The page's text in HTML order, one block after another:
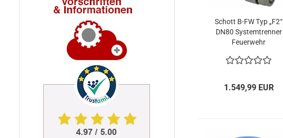
Schott B-FW Typ „F2“
DN80 Systemtrenner
Feuerwehr
Storz B
1.549,99 EUR